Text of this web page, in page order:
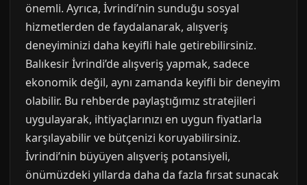
önemli. Ayrıca, İvrindi’nin sunduğu sosyal
hizmetlerden de faydalanarak, alışveriş
deneyiminizi daha keyifli hale getirebilirsiniz.
Balıkesir İvrindi’de alışveriş yapmak, sadece
ekonomik değil, aynı zamanda keyifli bir deneyim
olabilir. Bu rehberde paylaştığımız stratejileri
uygulayarak, ihtiyaçlarınızı en uygun fiyatlarla
karşılayabilir ve bütçenizi koruyabilirsiniz.
İvrindi’nin büyüyen alışveriş potansiyeli,
önümüzdeki yıllarda daha da fazla fırsat sunacak